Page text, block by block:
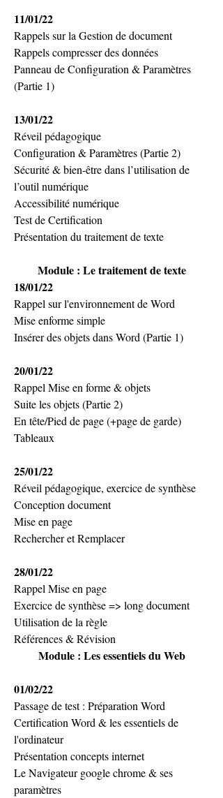
11/01/22
Rappels sur la Gestion de document
Rappels compresser des données
Panneau de Configuration & Paramètres
(Partie 1)
13/01/22
Réveil pédagogique
Configuration & Paramètres (Partie 2)
Sécurité & bien-être dans l’utilisation de
l’outil numérique
Accessibilité numérique
Test de Certification
Présentation du traitement de texte
Module : Le traitement de texte
18/01/22
Rappel sur l'environnement de Word
Mise enforme simple
Insérer des objets dans Word (Partie 1)
20/01/22
Rappel Mise en forme & objets
Suite les objets (Partie 2)
En tête/Pied de page (+page de garde)
Tableaux
25/01/22
Réveil pédagogique, exercice de synthèse
Conception document
Mise en page
Rechercher et Remplacer
28/01/22
Rappel Mise en page
Exercice de synthèse => long document
Utilisation de la règle
Références & Révision
Module : Les essentiels du Web
01/02/22
Passage de test : Préparation Word
Certification Word & les essentiels de
l'ordinateur
Présentation concepts internet
Le Navigateur google chrome & ses
paramètres